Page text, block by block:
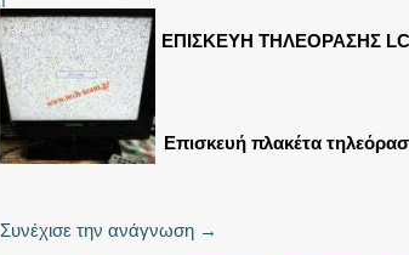
ΕΠΙΣΚΕΥΗ ΤΗΛΕΟΡΑΣΗΣ
Επισκευή πλακέτα
Συνέχισε την ανάγνωση →